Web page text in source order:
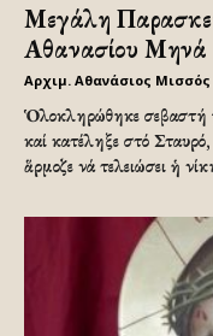
Μεγάλη
Αθανασίου Μηνά
Αρχιμ. Αθανάσιος Μισσός
Ὁλοκληρώθηκε σεβαστή
καί κατέληξε στό
ἅρμοζε νά τελειώσει ἡ